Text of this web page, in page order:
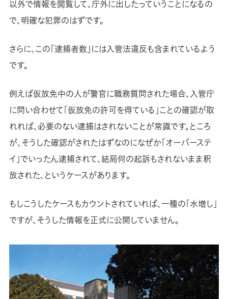
以外で情報を閲覧して、庁外に出したっていうことになるの
で、明確な犯罪のはずです。
さらに、この「逮捕者数」には入管法違反も含まれているよう
です。
例えば仮放免中の人が警官に職務質問された場合、入管庁
に問い合わせて「仮放免の許可を得ている」ことの確認が取
れれば、必要のない逮捕はされないことが常識です。ところ
が、そうした確認がされたはずなのになぜか「オーバーステ
イ」でいったん逮捕されて、結局何の起訴もされないまま釈
放された、というケースがあります。
もしこうしたケースもカウントされていれば、一種の「水増し」
ですが、そうした情報を正式に公開していません。